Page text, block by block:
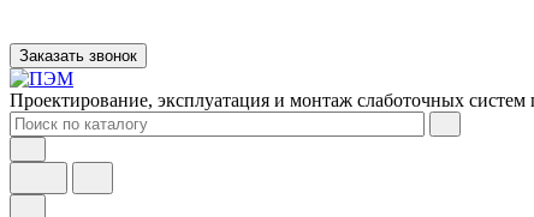
Заказать звонок
Проектирование, эксплуатация и монтаж слаботочных систем